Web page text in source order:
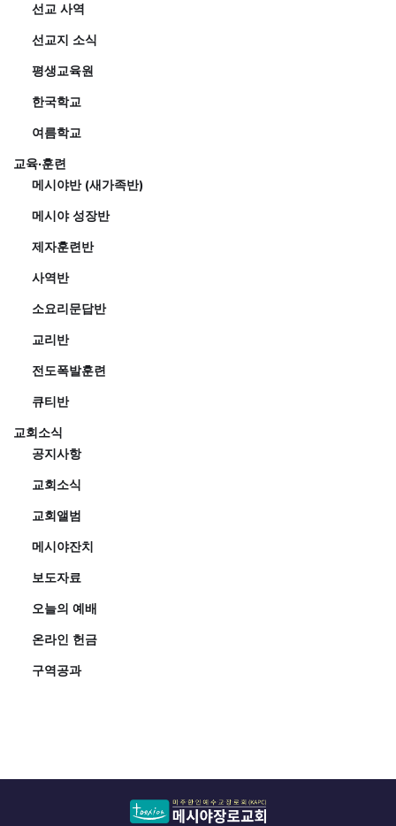
선교 사역
선교지 소식
평생교육원
한국학교
여름학교
교육·훈련
메시야반 (새가족반)
메시야 성장반
제자훈련반
사역반
소요리문답반
교리반
전도폭발훈련
큐티반
교회소식
공지사항
교회소식
교회앨범
메시야잔치
보도자료
오늘의 예배
온라인 헌금
구역공과